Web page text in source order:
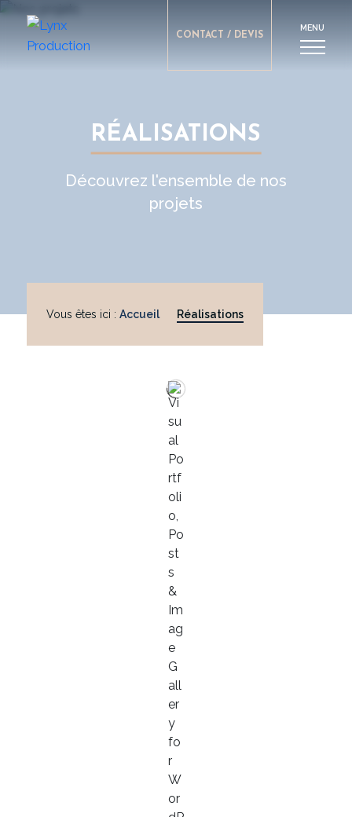
MENU
CONTACT / DEVIS
RÉALISATIONS
Découvrez l'ensemble de nos
projets
Vous êtes ici :Accueil Réalisations